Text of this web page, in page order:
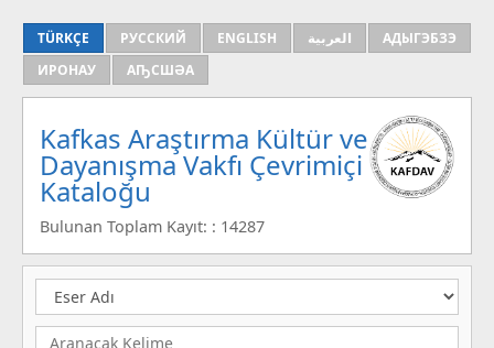
TÜRKÇE РУССКИЙ ENGLISH العربية
АДЫГЭБЗЭ
ИРОНАУ
АҦСШӘА
Kafkas Araştırma Kültür ve
Dayanışma Vakfı Çevrimiçi
Kataloğu
Bulunan Toplam Kayıt: : 14287